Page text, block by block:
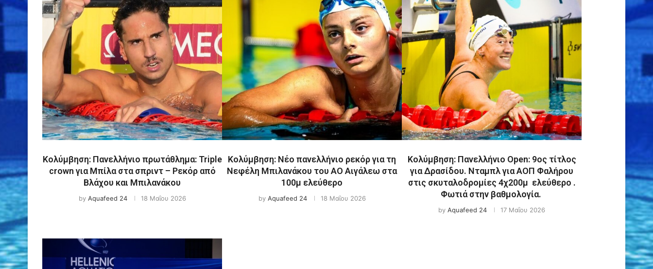
Κολύμβηση: Πανελλήνιο πρωτάθλημα: Triple
crown για Μπίλα στα σπριντ – Ρεκόρ από
Βλάχου και Μπιλανάκου
by Aquafeed 24 18 Μαΐου 2026
Κολύμβηση: Νέο πανελλήνιο ρεκόρ για τη
Νεφέλη Μπιλανάκου του ΑΟ Αιγάλεω στα
100μ ελεύθερο
by Aquafeed 24 18 Μαΐου 2026
Κολύμβηση: Πανελλήνιο Open: 9ος τίτλος
για Δρασίδου. Νταμπλ για ΑΟΠ Φαλήρου
στις σκυταλοδρομίες 4χ200μ ελεύθερο .
Φωτιά στην βαθμολογία.
by Aquafeed 24 17 Μαΐου 2026